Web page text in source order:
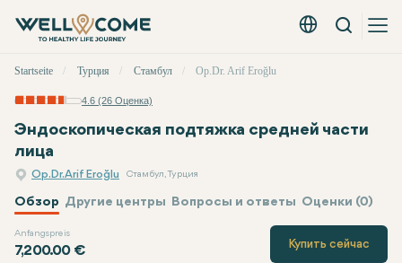
Русский - EUR
Вызов
меню
Startseite Турция Стамбул Op.Dr. Arif Eroğlu
4.6 (26 Оценка)
Эндоскопическая подтяжка средней части
лица
Op.Dr. Arif Eroğlu Стамбул, Турция
Обзор Другие центры Вопросы и ответы Оценки (0)
Anfangspreis
7,200.00 €
Op.Dr. Arif Eroğlu
Купить сейчас